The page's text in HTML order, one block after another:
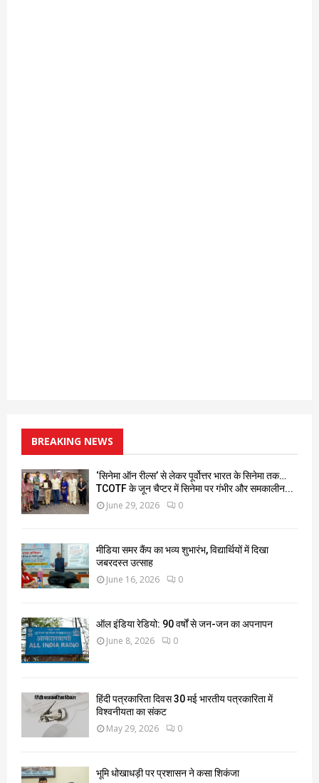
BREAKING NEWS
‘सिनेमा ऑन रील्स’ से लेकर पूर्वोत्तर भारत के सिनेमा तक…
TCOTF के जून चैप्टर में सिनेमा पर गंभीर और समकालीन...
June 29, 2026 0
मीडिया समर कैंप का भव्य शुभारंभ, विद्यार्थियों में दिखा
जबरदस्त उत्साह
June 16, 2026 0
ऑल इंडिया रेडियो: 90 वर्षों से जन-जन का अपनापन
June 8, 2026 0
हिंदी पत्रकारिता दिवस 30 मई भारतीय पत्रकारिता में
विश्वनीयता का संकट
May 29, 2026 0
भूमि धोखाधड़ी पर प्रशासन ने कसा शिकंजा